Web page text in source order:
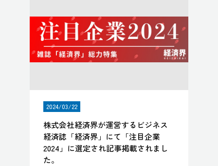
2024/03/22
株式会社経済界が運営するビジネス
経済誌「経済界」にて「注目企業
2024」に選定され記事掲載されまし
た。